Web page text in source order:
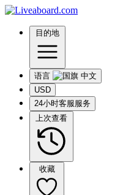
目的地
语言
USD
24小时客服服务
上次查看
收藏